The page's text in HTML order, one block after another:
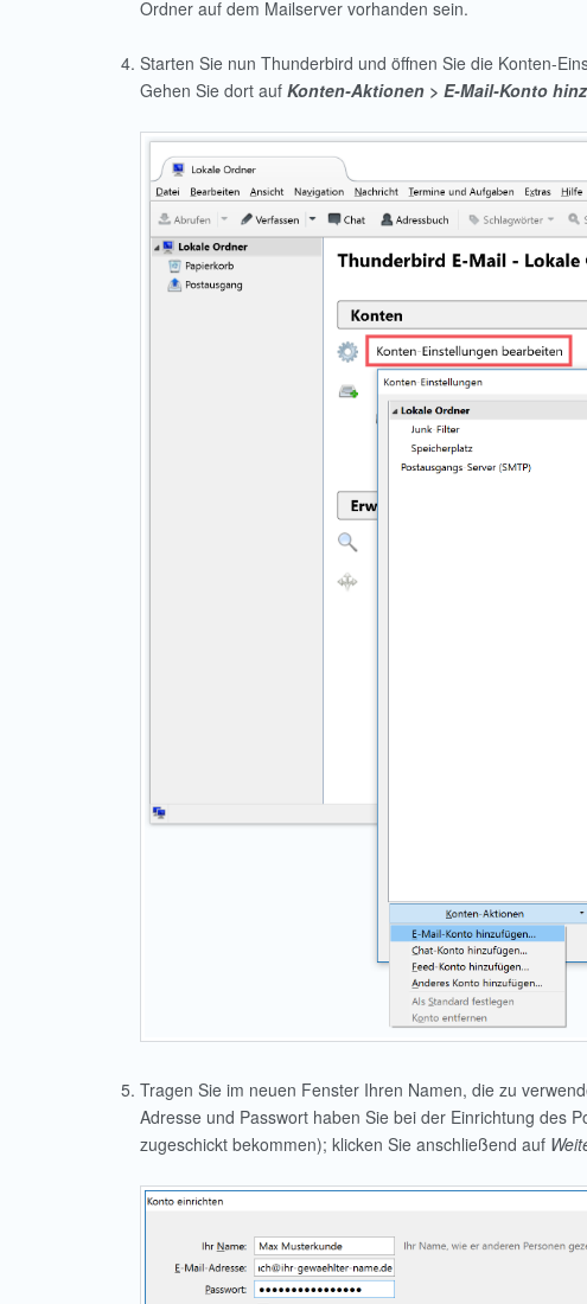
Ordner auf dem Mailserver vorhanden sein.
Starten Sie nun Thunderbird und öffnen Sie die Konten-
Gehen Sie dort auf Konten-Aktionen > E-Mail-Konto
Tragen Sie im neuen Fenster Ihren Namen, die zu
Adresse und Passwort haben Sie bei der Einrichtung des
zugeschickt bekommen); klicken Sie anschließend auf